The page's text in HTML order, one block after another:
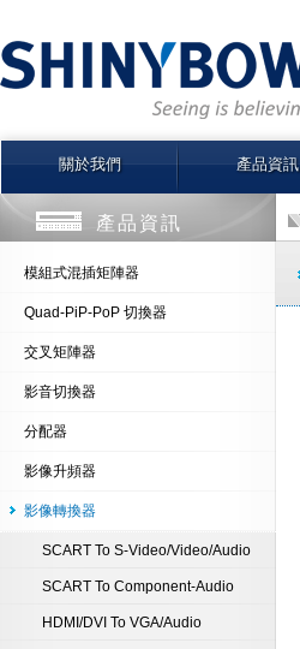
關於我們 產品資訊
產品資訊
模組式混插矩陣器
Quad-PiP-PoP 切換器
交叉矩陣器
影音切換器
分配器
影像升頻器
影像轉換器
SCART To S-Video/Video/Audio
SCART To Component-Audio
HDMI/DVI To VGA/Audio